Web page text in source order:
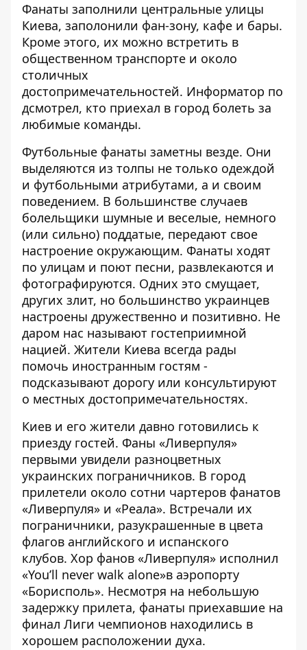
Фанаты заполнили центральные улицы
Киева, заполонили фан-зону, кафе и бары.
Кроме этого, их можно встретить в
общественном транспорте и около
столичных
достопримечательностей. Информатор по
дсмотрел, кто приехал в город болеть за
любимые команды.
Футбольные фанаты заметны везде. Они
выделяются из толпы не только одеждой
и футбольными атрибутами, а и своим
поведением. В большинстве случаев
болельщики шумные и веселые, немного
(или сильно) поддатые, передают свое
настроение окружающим. Фанаты ходят
по улицам и поют песни, развлекаются и
фотографируются. Одних это смущает,
других злит, но большинство украинцев
настроены дружественно и позитивно. Не
даром нас называют гостеприимной
нацией. Жители Киева всегда рады
помочь иностранным гостям -
подсказывают дорогу или консультируют
о местных достопримечательностях.
Киев и его жители давно готовились к
приезду гостей. Фаны «Ливерпуля»
первыми увидели разноцветных
украинских пограничников. В город
прилетели около сотни чартеров фанатов
«Ливерпуля» и «Реала». Встречали их
пограничники, разукрашенные в цвета
флагов английского и испанского
клубов. Хор фанов «Ливерпуля» исполнил
«You’ll never walk alone»в аэропорту
«Борисполь». Несмотря на небольшую
задержку прилета, фанаты приехавшие на
финал Лиги чемпионов находились в
хорошем расположении духа.